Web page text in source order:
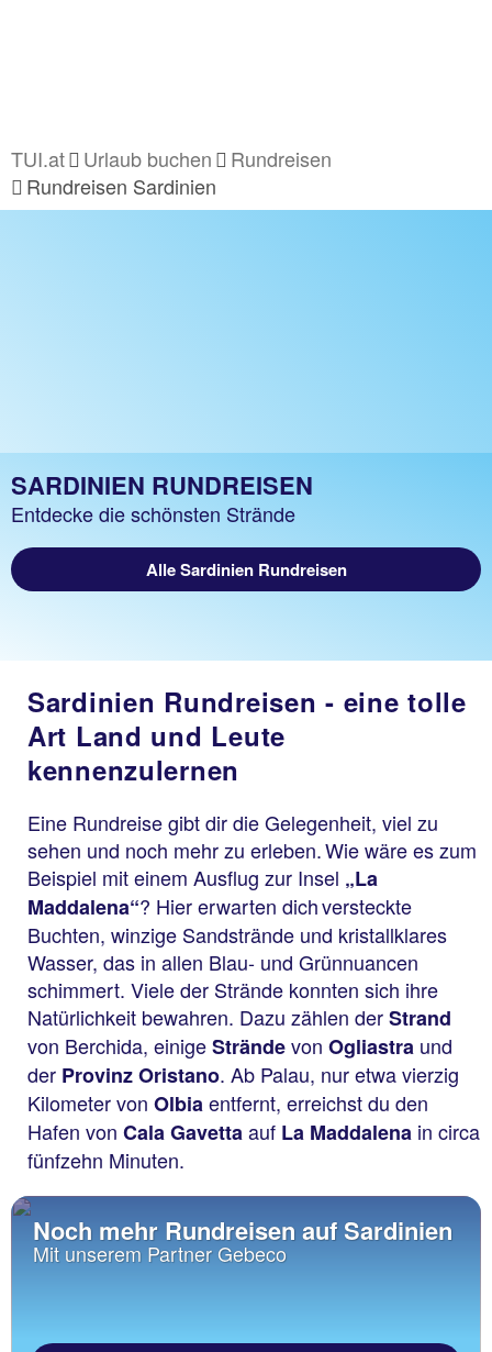
TUI.at Urlaub buchen
Rundreisen
Rundreisen Sardinien
SARDINIEN RUNDREISEN
Entdecke die schönsten Strände
Alle Sardinien Rundreisen
Die Welt entdecken...
...mit TUI Rundreisen!
Sardinien Rundreisen - eine tolle
Art Land und Leute
kennenzulernen
Eine Rundreise gibt dir die Gelegenheit, viel zu
sehen und noch mehr zu erleben. Wie wäre es zum
Beispiel mit einem Ausflug zur Insel „La
Maddalena“? Hier erwarten dich versteckte
Buchten, winzige Sandstrände und kristallklares
Wasser, das in allen Blau- und Grünnuancen
schimmert. Viele der Strände konnten sich ihre
Natürlichkeit bewahren. Dazu zählen derStrand
von Berchida, einigeSträndevon Ogliastra und
der Provinz Oristano. Ab Palau, nur etwa vierzig
Kilometer von Olbiaentfernt, erreichst du den
Hafen von Cala Gavettaauf La Maddalena in circa
fünfzehn Minuten.
Noch mehr Rundreisen auf Sardinien
Mit unserem Partner Gebeco